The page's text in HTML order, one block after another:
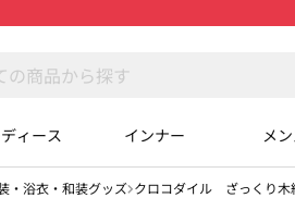
ィース インナー メ
・浴衣・和装グッズ クロコダイル ざっくり木